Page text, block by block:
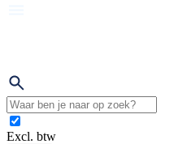
Excl. btw